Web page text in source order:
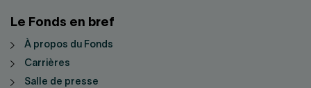
Le Fonds en bref
À propos du Fonds
Carrières
Salle de presse